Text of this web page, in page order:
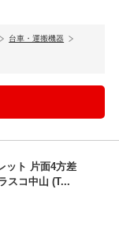
台車・運搬機器
ット 片面4方差
スコ中山 (T...